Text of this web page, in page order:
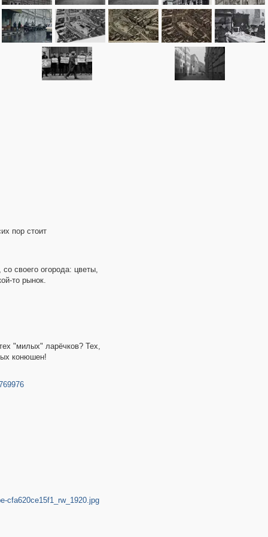
163
1739 524
4354
пор стоит
своего огорода: цветы,
то рынок.
"милых" ларёчков? Теx,
конюшен!
cfa620ce15f1_rw_1920.jpg